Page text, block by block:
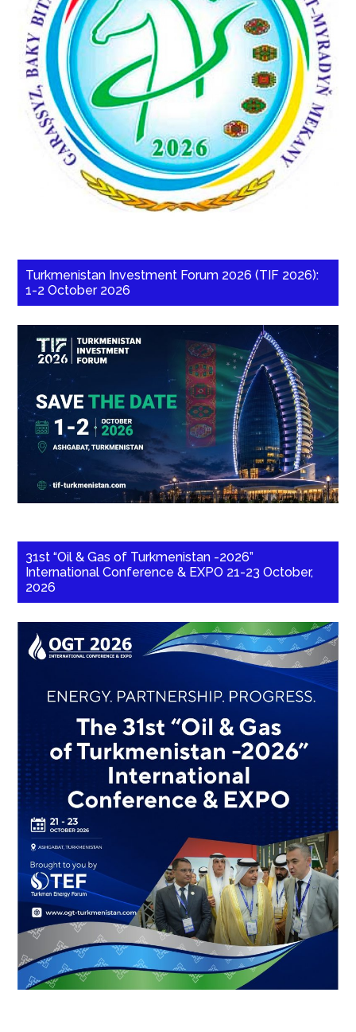
Turkmenistan Investment Forum 2026 (TIF 2026):
1-2 October 2026
31st “Oil & Gas of Turkmenistan -2026”
International Conference & EXPO 21-23 October,
2026